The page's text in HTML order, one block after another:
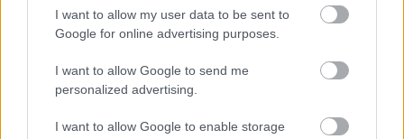
I want to allow my user data to be sent to
Google for online advertising purposes.
I want to allow Google to send me
personalized advertising.
I want to allow Google to enable storage